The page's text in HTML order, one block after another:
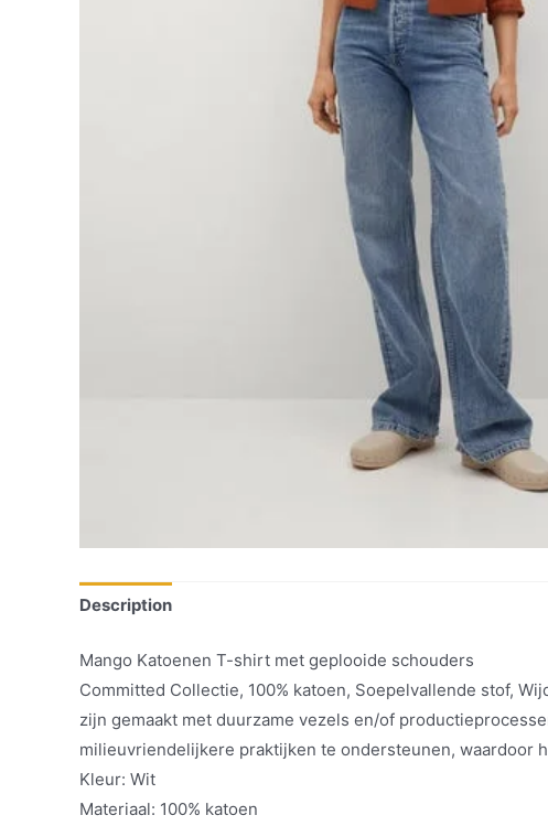
Description
Mango Katoenen T-shirt met geplooide schouders
Committed Collectie, 100% katoen, Soepelvallende stof,
zijn gemaakt met duurzame vezels en/of
milieuvriendelijkere praktijken te ondersteunen, waardoor
Kleur: Wit
Materiaal: 100% katoen